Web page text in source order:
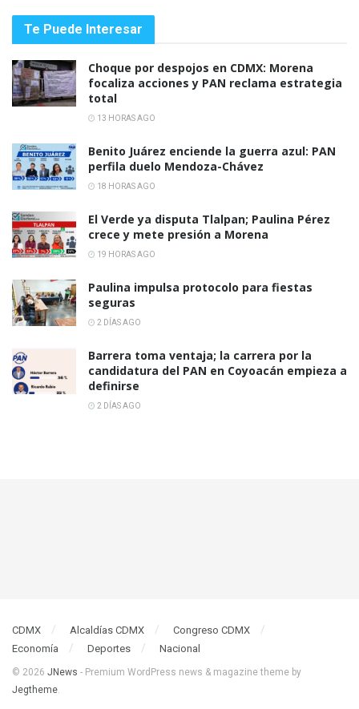
Te Puede Interesar
Choque por despojos en CDMX: Morena
focaliza acciones y PAN reclama estrategia
total
13 HORAS AGO
Benito Juárez enciende la guerra azul: PAN
perfila duelo Mendoza-Chávez
18 HORAS AGO
El Verde ya disputa Tlalpan; Paulina Pérez
crece y mete presión a Morena
19 HORAS AGO
Paulina impulsa protocolo para fiestas
seguras
2 DÍAS AGO
Barrera toma ventaja; la carrera por la
candidatura del PAN en Coyoacán empieza a
definirse
2 DÍAS AGO
CDMX Alcaldías CDMX
Congreso CDMX
Economía
Deportes Nacional
© 2026 JNews - Premium WordPress news & magazine theme by
Jegtheme.